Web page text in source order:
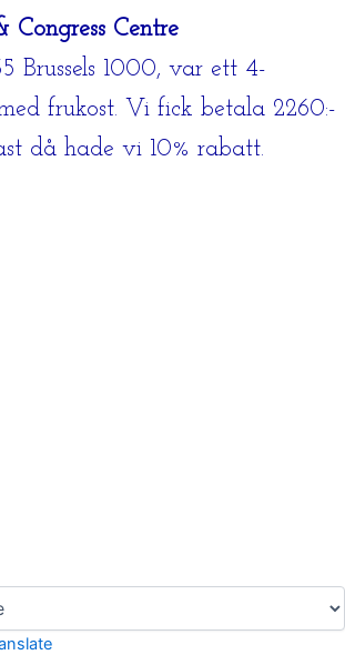
Congress Centre
Brussels 1000, var ett 4-
frukost. Vi fick betala 2260:-
då hade vi 10% rabatt.